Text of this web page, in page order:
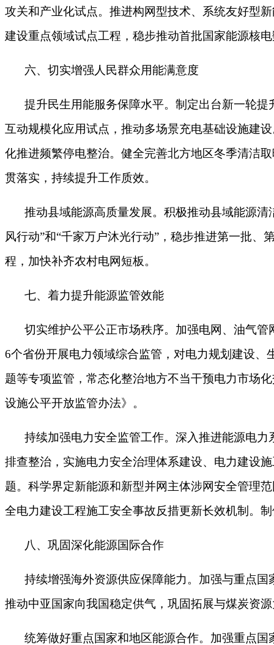
攻关和产业化试点。推进构网型技术、系统友好型
建设重点领域试点工程，稳步推动首批国家能源核
六、切实增强人民群众用能满意度
提升民生用能服务保障水平。制定出台新一轮提
互动规模化应用试点，推动多场景充电基础设施建
化推进频繁停电整治。健全完善北方地区冬季清洁
贯落实，持续提升工作质效。
推动县域能源高质量发展。积极推动县域能源
风行动”和“千家万户沐光行动”，稳步推进第一批
程，加快补齐农村电网短板。
七、着力提升能源监管效能
切实维护公平公正市场秩序。加强电网、油气
6个省份开展电力领域综合监管，对电力规划建设
题等专项监管，常态化整治地方不当干预电力市场
设施公平开放监管办法》。
持续加强电力安全监管工作。深入推进能源电
排查整治，实施电力安全治理体系建设、电力建设
题。科学界定新能源和新型并网主体涉网安全管理
全电力建设工程施工安全事故反措更新长效机制。
八、巩固深化能源国际合作
持续增强海外资源供应保障能力。加强与重点
推动中亚国家向我国稳定供气，巩固拓展与煤炭资
统筹做好重点国家和地区能源合作。加强重点